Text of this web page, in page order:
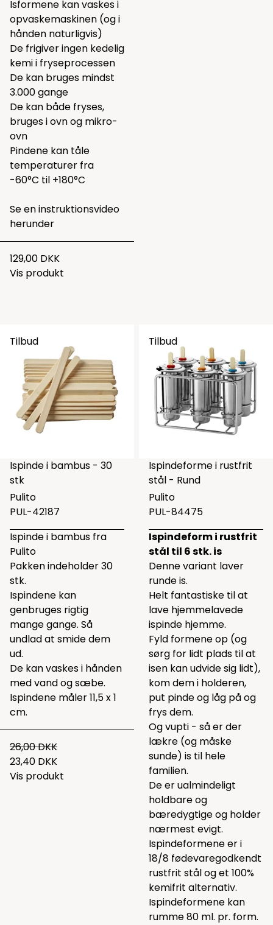
Isformene kan vaskes i
opvaskemaskinen (og i
hånden naturligvis)
De frigiver ingen kedelig
kemi i fryseprocessen
De kan bruges mindst
3.000 gange
De kan både fryses,
bruges i ovn og mikro-
ovn
Pindene kan tåle
temperaturer fra
-60°C til +180°C
Se en instruktionsvideo
herunder
129,00 DKK
Vis produkt
Tilbud
Ispinde i bambus - 30
stk
Pulito
PUL-42187
Ispinde i bambus fra
Pulito
Pakken indeholder 30
stk.
Ispindene kan
genbruges rigtig
mange gange. Så
undlad at smide dem
ud.
De kan vaskes i hånden
med vand og sæbe.
Ispindene måler 11,5 x 1
cm.
26,00 DKK
23,40 DKK
Vis produkt
Tilbud
Ispindeforme i rustfrit
stål - Rund
Pulito
PUL-84475
Ispindeform i rustfrit
stål til 6 stk. is
Denne variant laver
runde is.
Helt fantastiske til at
lave hjemmelavede
ispinde hjemme.
Fyld formene op (og
sørg for lidt plads til at
isen kan udvide sig lidt),
kom dem i holderen,
put pinde og låg på og
frys dem.
Og vupti - så er der
lækre (og måske
sunde) is til hele
familien.
De er ualmindeligt
holdbare og
bæredygtige og holder
nærmest evigt.
Ispindeformene er i
18/8 fødevaregodkendt
rustfrit stål og et 100%
kemifrit alternativ.
Ispindeformene kan
rumme 80 ml. pr. form.